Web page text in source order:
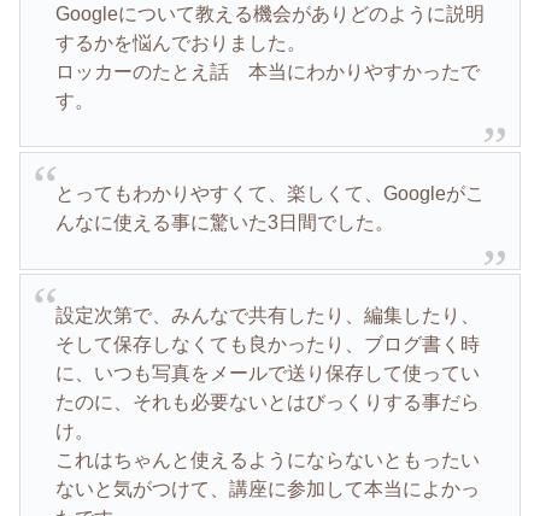
Googleについて教える機会がありどのように説明
するかを悩んでおりました。
ロッカーのたとえ話 本当にわかりやすかったで
す。
とってもわかりやすくて、楽しくて、Googleがこ
んなに使える事に驚いた3日間でした。
設定次第で、みんなで共有したり、編集したり、
そして保存しなくても良かったり、ブログ書く時
に、いつも写真をメールで送り保存して使ってい
たのに、それも必要ないとはびっくりする事だら
け。
これはちゃんと使えるようにならないともったい
ないと気がつけて、講座に参加して本当によかっ